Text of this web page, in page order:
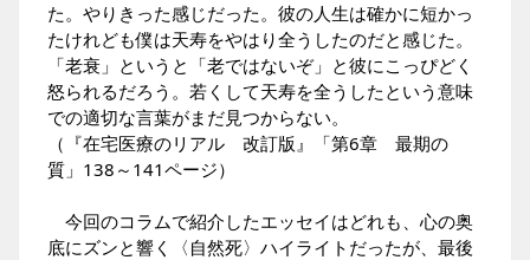
た。やりきった感じだった。彼の人生は確かに短かっ
たけれども僕は天寿をやはり全うしたのだと感じた。
「老衰」というと「老ではないぞ」と彼にこっぴどく
怒られるだろう。若くして天寿を全うしたという意味
での適切な言葉がまだ見つからない。
（『在宅医療のリアル 改訂版』「第6章 最期の
質」138～141ページ）
今回のコラムで紹介したエッセイはどれも、心の奥
底にズンと響く〈自然死〉ハイライトだったが、最後